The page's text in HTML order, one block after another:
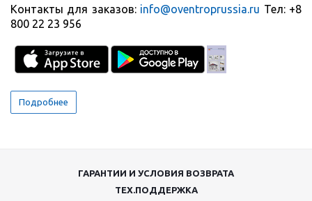
Контакты для заказов: info@oventroprussia.ru Тел: +8
800 22 23 956
Подробнее
ГАРАНТИИ И УСЛОВИЯ ВОЗВРАТА
ТЕХ.ПОДДЕРЖКА